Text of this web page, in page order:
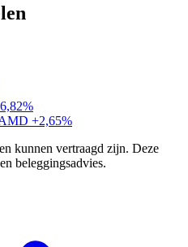
+2,65%
kunnen vertraagd zijn. Deze
beleggingsadvies.